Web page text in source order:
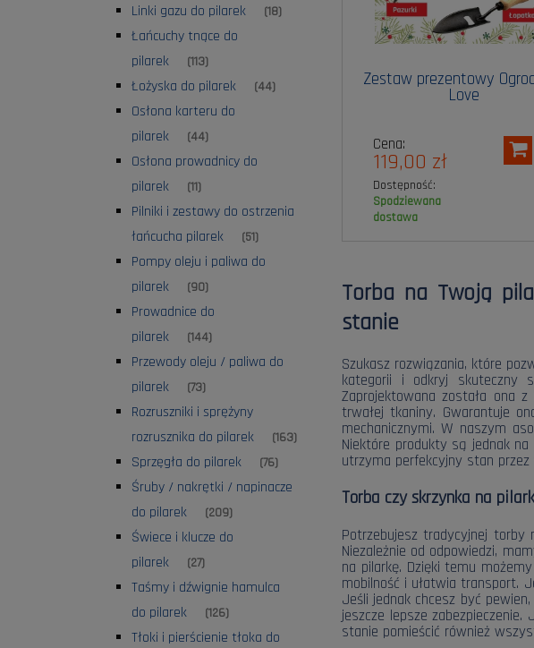
Linki gazu do pilarek (18)
Łańcuchy tnące do
pilarek
(113)
Łożyska do pilarek (44)
Osłona karteru do
pilarek
(44)
Osłona prowadnicy do
pilarek
(11)
Pilniki i zestawy do ostrzenia
łańcucha pilarek
(51)
Pompy oleju i paliwa do
pilarek
(90)
Prowadnice do
pilarek
(144)
Przewody oleju / paliwa do
pilarek
(73)
Rozruszniki i sprężyny
rozrusznika do pilarek
(163)
Sprzęgła do pilarek (76)
Śruby / nakrętki / napinacze
do pilarek
(209)
Świece i klucze do
pilarek
(27)
Taśmy i dźwignie hamulca
do pilarek
(126)
Tłoki i pierścienie tłoka do
Zestaw prezentowy
Love
Cena:
119,00 zł
Dostępność:
spodziewana
dostawa
Torba na Twoją
stanie
Szukasz rozwiązania, które
kategorii i odkryj skuteczny
Zaprojektowana została ona
trwałej tkaniny. Gwarantuje
mechanicznymi. W naszym
Niektóre produkty są jednak
utrzyma perfekcyjny stan przez
Torba czy skrzynka na
Potrzebujesz tradycyjnej torby
Niezależnie od odpowiedzi,
na pilarkę. Dzięki temu
mobilność i ułatwia transport.
Jeśli jednak chcesz być
jeszcze lepsze
stanie pomieścić również